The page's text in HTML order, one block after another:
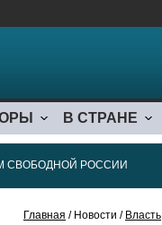
В СТРАНЕ
СВОБОДНОЙ РОССИИ
Главная / Новости / Власть